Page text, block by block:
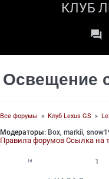
КЛУБ

Освещение
Все форумы » Клуб Lexus GS »
Модераторы: Box, markii,
Правила форумов Ссылка на
 1